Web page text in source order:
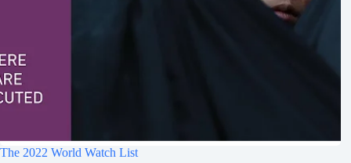
The 2022 World Watch List